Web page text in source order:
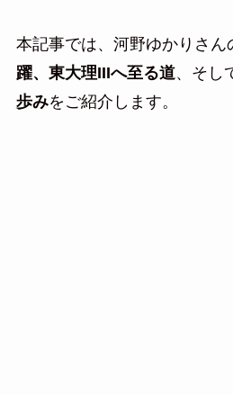
本記事では、河野ゆかりさん
躍、東大理IIIへ至る道、そし
歩みをご紹介します。